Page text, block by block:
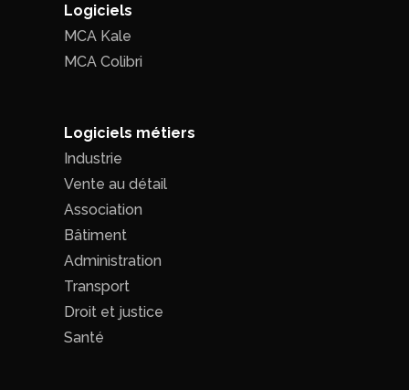
Logiciels
MCA Kale
MCA Colibri
Logiciels métiers
Industrie
Vente au détail
Association
Bâtiment
Administration
Transport
Droit et justice
Santé